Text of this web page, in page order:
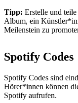
Tipp: Erstelle und teile
Album, ein
Meilenstein zu
Spotify Codes
Spotify Codes sind
Hörer*innen können
Spotify aufrufen.